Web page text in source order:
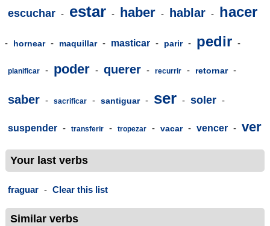
escuchar - estar - haber - hablar - hacer
- hornear - maquillar - masticar - parir - pedir -
planificar - poder - querer - recurrir - retornar -
saber - sacrificar - santiguar - ser - soler -
suspender - transferir - tropezar - vacar - vencer - ver
Your last verbs
fraguar - Clear this list
Similar verbs